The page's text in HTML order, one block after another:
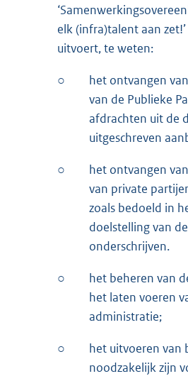
elk (infra)talent aan
uitvoert, te weten:
○
het ontvangen
van de Publieke
afdrachten uit de
uitgeschreven
○
het ontvangen
van private
zoals bedoeld in
doelstelling van
onderschrijven.
○
het beheren van
het laten voeren
administratie;
○
het uitvoeren van
noodzakelijk zijn